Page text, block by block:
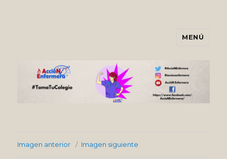
Asociación AccióNEnfermera
MENÚ
Imagen anterior Imagen siguiente